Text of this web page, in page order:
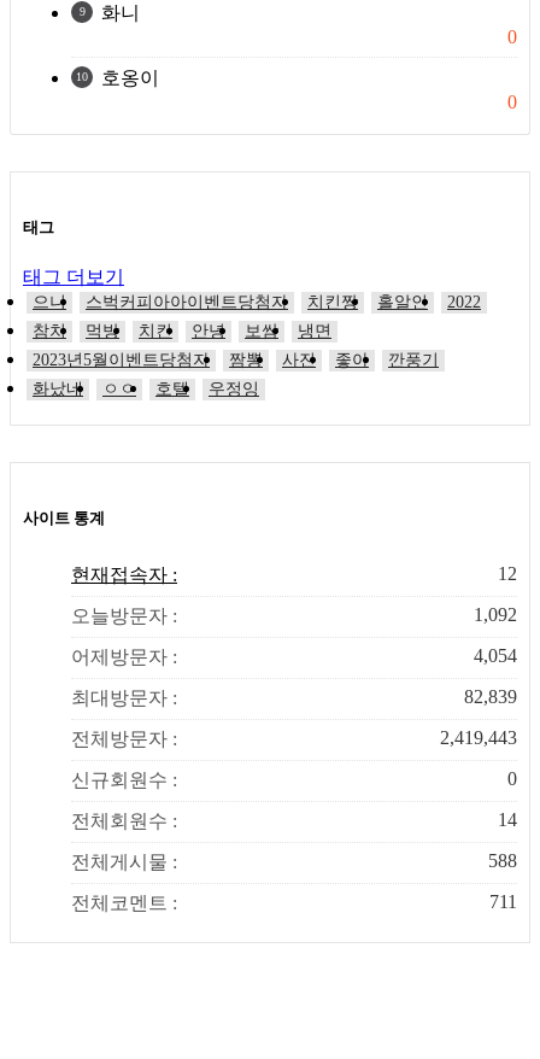
9
화니
0
10
호옹이
0
태그
태그 더보기
으니 스벅커피아아이벤트당첨자 치킨짱 홀알인
2022
참치
먹방 치킨 안녕 보쌈
냉면
2023년5월이벤트당첨자
짬뽕 사진 좋아
깐풍기
화났네
ㅇㅇ 호텔 우정잉
사이트 통계
현재접속자 : 12
오늘방문자 : 1,092
어제방문자 : 4,054
최대방문자 : 82,839
전체방문자 : 2,419,443
신규회원수 : 0
전체회원수 : 14
전체게시물 : 588
전체코멘트 : 711